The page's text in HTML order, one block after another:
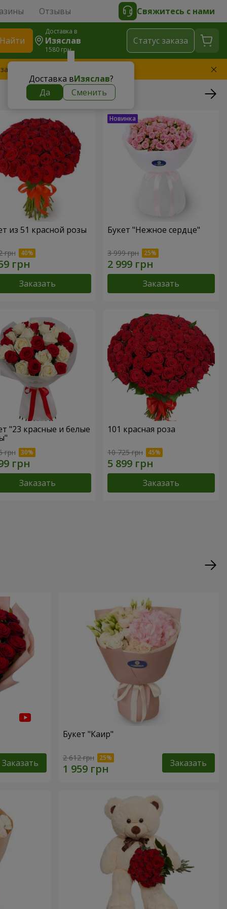
Отзывы Свяжитесь с нами
Найти
Доставка в
Изяслав
1580 грн
Доставка вИзяслав?
Да
Сменить
Cтатус заказа
букет
из 51 красной розы
грн
Заказать
Букет "Нежное сердце"
3 999 грн
Заказать
"23 красные и белые
грн
Заказать
101 красная роза
10 725 грн
Заказать
Заказать
Букет "Каир"
2 612 грн Заказать